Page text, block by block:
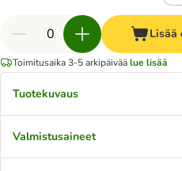
Lisää
Toimitusaika 3-5 arkipäiväälue lisää
Tuotekuvaus
Valmistusaineet